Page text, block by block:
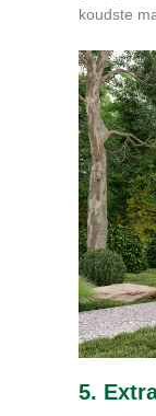
koudste
5.